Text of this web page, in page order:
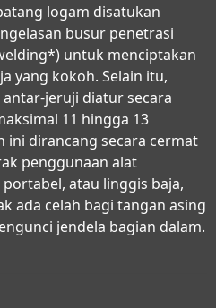
logam disatukan
busur penetrasi
untuk menciptakan
yang kokoh. Selain itu,
jeruji diatur secara
11 hingga 13
ini dirancang secara cermat
penggunaan alat
atau linggis baja,
ada celah bagi tangan asing
jendela bagian dalam.